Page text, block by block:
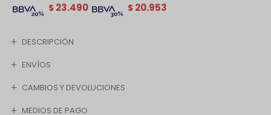
$ 20.953
$ 23.490
DESCRIPCIÓN
ENVÍOS
CAMBIOS Y DEVOLUCIONES
MEDIOS DE PAGO